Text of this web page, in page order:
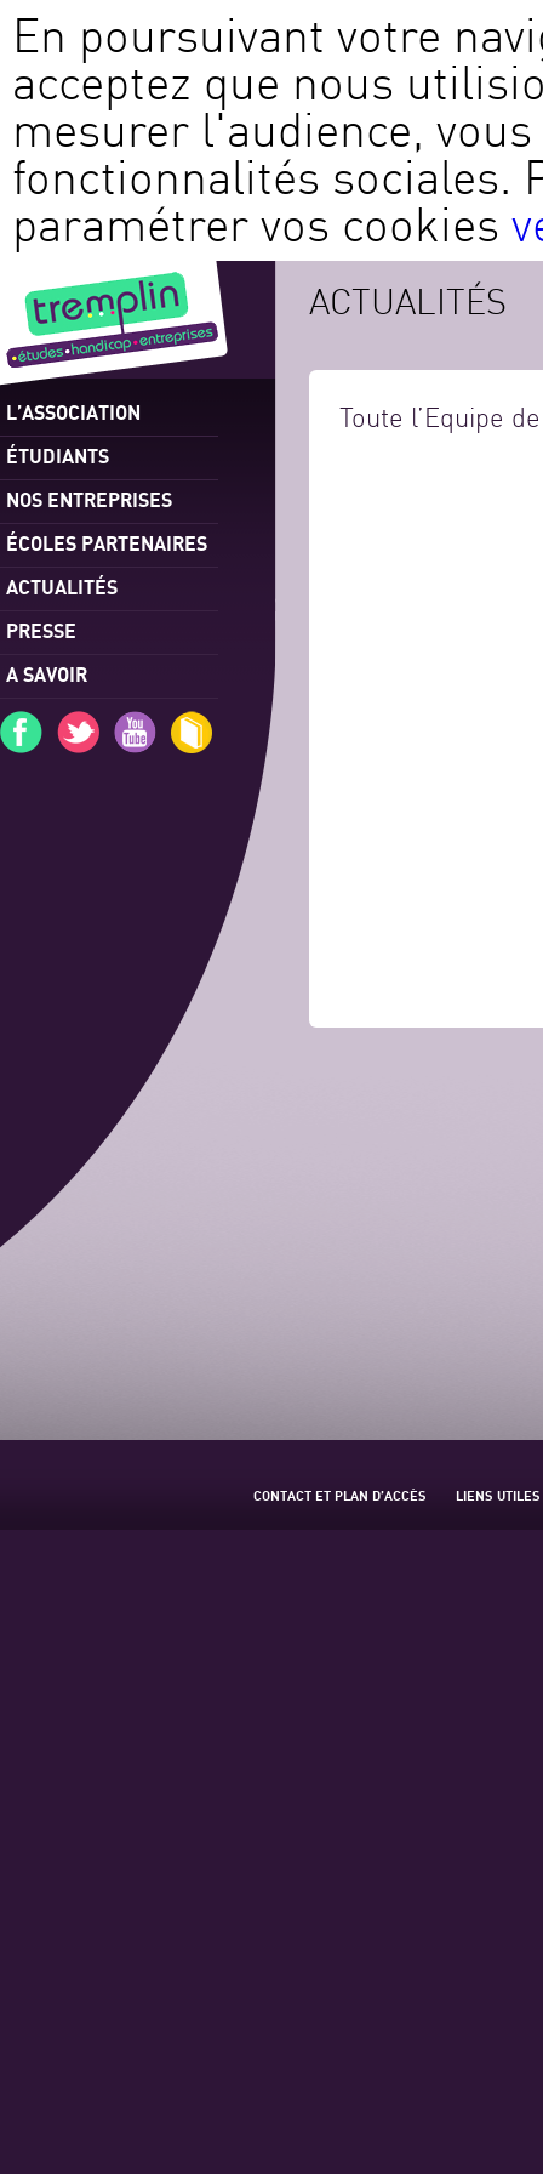
En poursuivant votre
acceptez que nous
mesurer l'audience,
fonctionnalités sociales.
paramétrer vos cookies
L’ASSOCIATION
ÉTUDIANTS
NOS ENTREPRISES
ÉCOLES PARTENAIRES
ACTUALITÉS
PRESSE
A SAVOIR
ACTUALITÉS
Toute l’Equipe
CONTACT ET PLAN D’ACCÈS LIENS UTILES